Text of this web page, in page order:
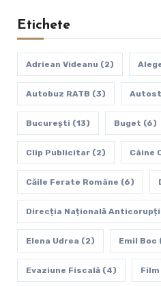
Etichete
Adriean Videanu (2)
Autobuz RATB (3)
Bucureşti (13) Buget (6)
Clip Publicitar(2) Câine
Căile Ferate Române (6)
Direcția Națională
Elena Udrea (2) Emil Boc
Evaziune Fiscală(4) Film